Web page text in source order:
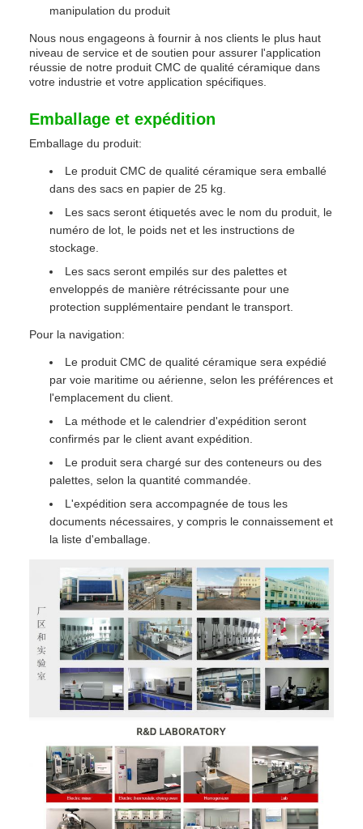
manipulation du produit
Nous nous engageons à fournir à nos clients le plus haut
niveau de service et de soutien pour assurer l'application
réussie de notre produit CMC de qualité céramique dans
votre industrie et votre application spécifiques.
Emballage et expédition
Emballage du produit:
Le produit CMC de qualité céramique sera emballé
dans des sacs en papier de 25 kg.
Les sacs seront étiquetés avec le nom du produit, le
numéro de lot, le poids net et les instructions de
stockage.
Les sacs seront empilés sur des palettes et
enveloppés de manière rétrécissante pour une
protection supplémentaire pendant le transport.
Pour la navigation:
Le produit CMC de qualité céramique sera expédié
par voie maritime ou aérienne, selon les préférences et
l'emplacement du client.
La méthode et le calendrier d'expédition seront
confirmés par le client avant expédition.
Le produit sera chargé sur des conteneurs ou des
palettes, selon la quantité commandée.
L'expédition sera accompagnée de tous les
documents nécessaires, y compris le connaissement et
la liste d'emballage.